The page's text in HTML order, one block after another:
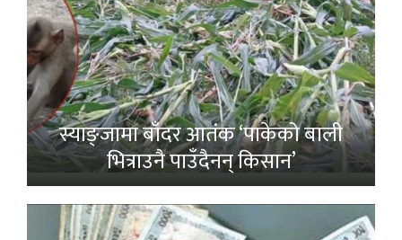
स्याङ्जामा बाँदर आतंक ‘पाकेको बाली
भित्राउनै पाउँदैनन् किसान’